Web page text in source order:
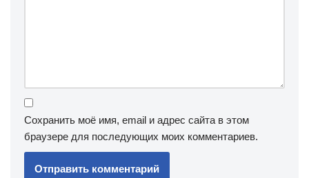
Сохранить моё имя, email и адрес сайта в этом
браузере для последующих моих комментариев.